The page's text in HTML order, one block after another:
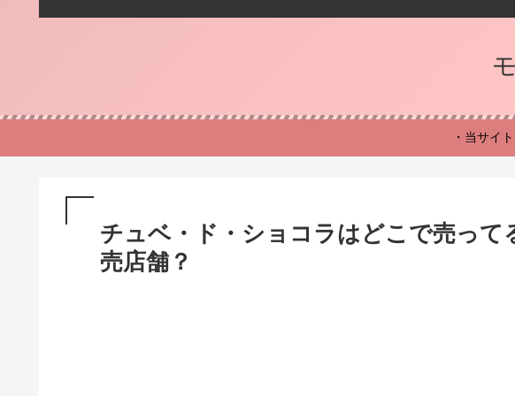
・当サイ
チュベ・ド・ショコラはどこで売って
売店舗？